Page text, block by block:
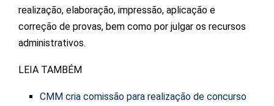
realização, elaboração, impressão, aplicação e
correção de provas, bem como por julgar os recursos
administrativos.
LEIA TAMBÉM
CMM cria comissão para realização de concurso